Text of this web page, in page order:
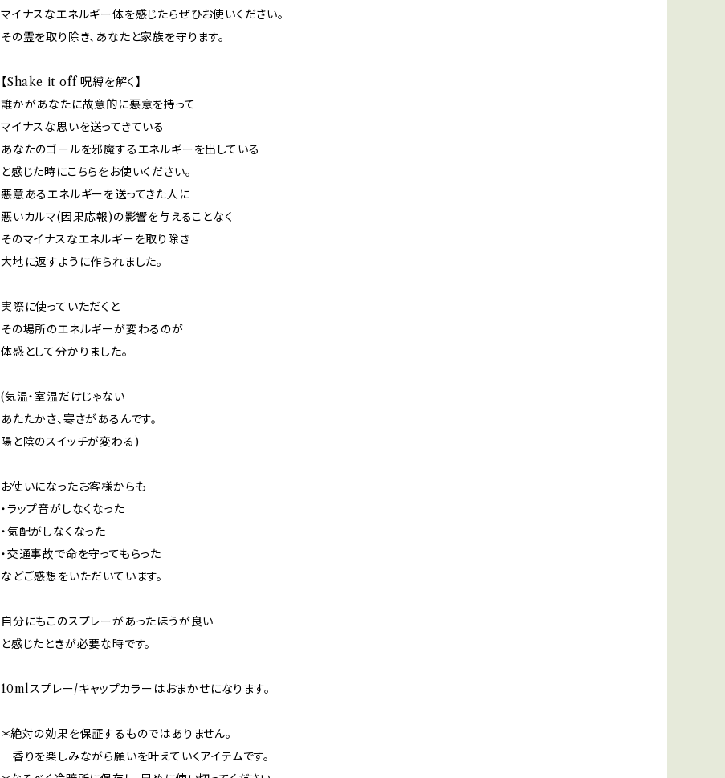
マイナスなエネルギー体を感じたらぜひお使いください。
その霊を取り除き、あなたと家族を守ります。
【Shake it off 呪縛を解く】
誰かがあなたに故意的に悪意を持って
マイナスな思いを送ってきている
あなたのゴールを邪魔するエネルギーを出している
と感じた時にこちらをお使いください。
悪意あるエネルギーを送ってきた人に
悪いカルマ(因果応報)の影響を与えることなく
そのマイナスなエネルギーを取り除き
大地に返すように作られました。
実際に使っていただくと
その場所のエネルギーが変わるのが
体感として分かりました。
(気温・室温だけじゃない
あたたかさ、寒さがあるんです。
陽と陰のスイッチが変わる)
お使いになったお客様からも
・ラップ音がしなくなった
・気配がしなくなった
・交通事故で命を守ってもらった
などご感想をいただいています。
自分にもこのスプレーがあったほうが良い
と感じたときが必要な時です。
10mlスプレー/キャップカラーはおまかせになります。
＊絶対の効果を保証するものではありません。
香りを楽しみながら願いを叶えていくアイテムです。